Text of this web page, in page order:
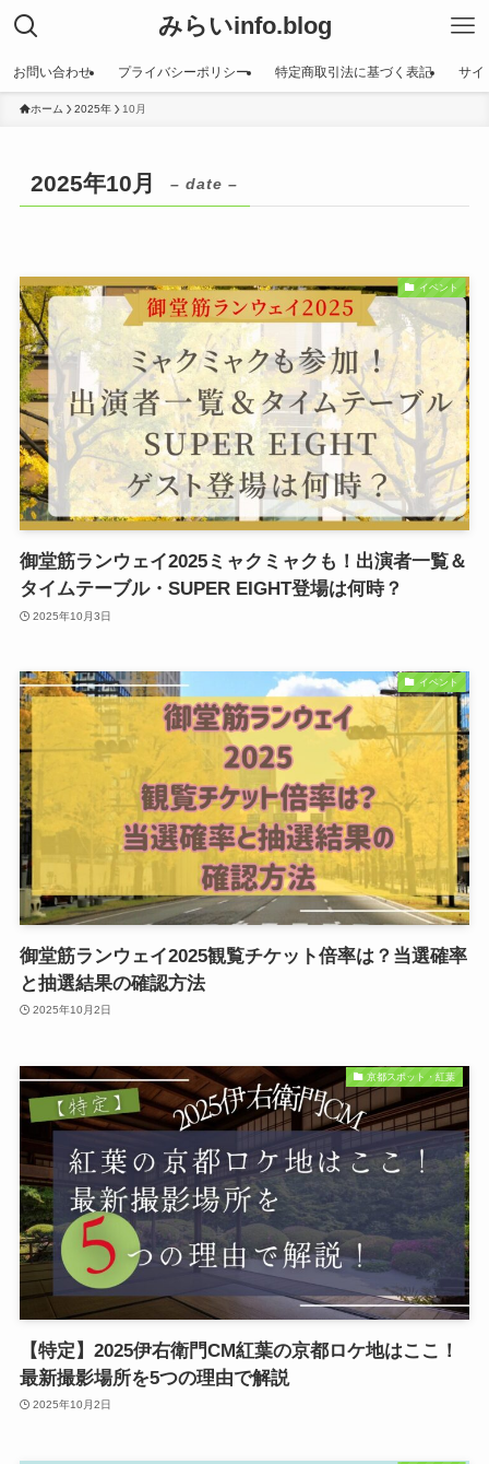
みらいinfo.blog
お問い合わせ プライバシーポリシー 特定商取引法に基づく表記 サイ
ホーム 2025年 10月
2025年10月 – date –
イベント
御堂筋ランウェイ2025ミャクミャクも！出演者一覧＆
タイムテーブル・SUPER EIGHT登場は何時？
2025年10月3日
イベント
御堂筋ランウェイ2025観覧チケット倍率は？当選確率
と抽選結果の確認方法
2025年10月2日
京都スポット・紅葉
【特定】2025伊右衛門CM紅葉の京都ロケ地はここ！
最新撮影場所を5つの理由で解説
2025年10月2日